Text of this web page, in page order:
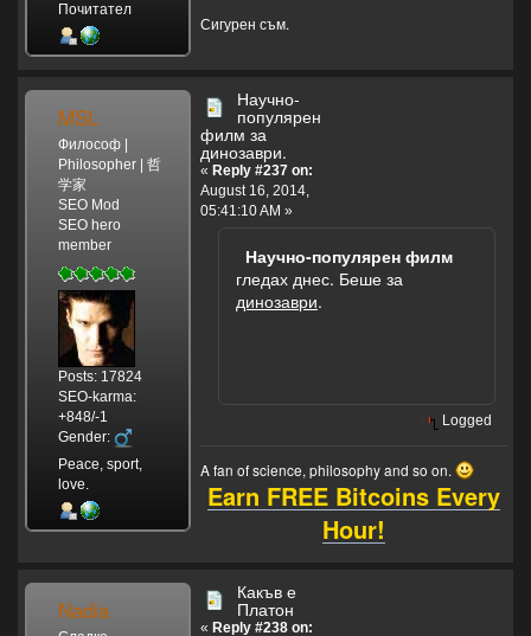
Почитател
Сигурен съм.
MSL
Философ |
Philosopher | 哲
学家
SEO Mod
SEO hero
member
Posts: 17824
SEO-karma:
+848/-1
Gender:
Peace, sport,
love.
Научно-
популярен
филм за
динозаври.
« Reply #237 on:
August 16, 2014,
05:41:10 AM »
Научно-популярен филм
гледах днес. Беше за
динозаври.
Logged
A fan of science, philosophy and so on.
Earn FREE Bitcoins Every
Hour!
Nadia
Какъв е
Платон
« Reply #238 on: